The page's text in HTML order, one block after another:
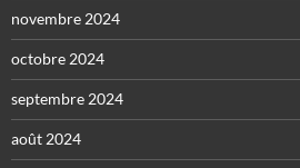
novembre 2024
octobre 2024
septembre 2024
août 2024